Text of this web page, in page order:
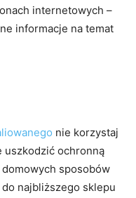
internetowych –
informacje na temat
nie korzystaj
uszkodzić ochronną
sposobów
najbliższego sklepu